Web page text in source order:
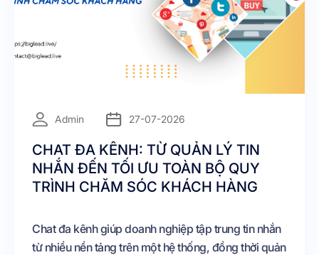
Admin 27-07-2026
CHAT ĐA KÊNH: TỪ QUẢN LÝ TIN
NHẮN ĐẾN TỐI ƯU TOÀN BỘ QUY
TRÌNH CHĂM SÓC KHÁCH HÀNG
Chat đa kênh giúp doanh nghiệp tập trung tin nhắn
từ nhiều nền tảng trên một hệ thống, đồng thời quản